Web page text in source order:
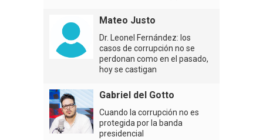
Mateo Justo
Dr. Leonel Fernández: los
casos de corrupción no se
perdonan como en el pasado,
hoy se castigan
Gabriel del Gotto
Cuando la corrupción no es
protegida por la banda
presidencial